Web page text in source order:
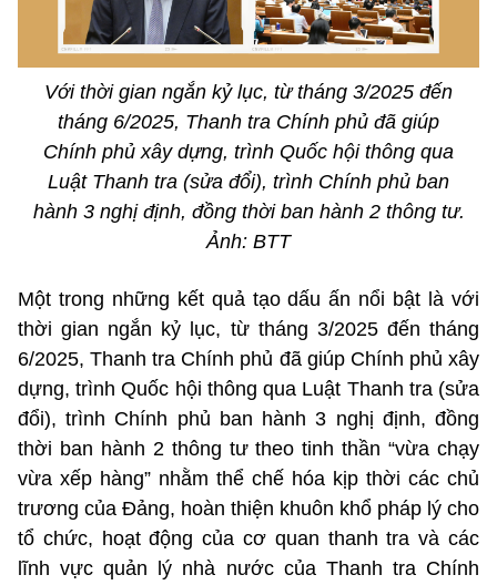
Với thời gian ngắn kỷ lục, từ tháng 3/2025 đến
tháng 6/2025, Thanh tra Chính phủ đã giúp
Chính phủ xây dựng, trình Quốc hội thông qua
Luật Thanh tra (sửa đổi), trình Chính phủ ban
hành 3 nghị định, đồng thời ban hành 2 thông tư.
Ảnh: BTT
Một trong những kết quả tạo dấu ấn nổi bật là với
thời gian ngắn kỷ lục, từ tháng 3/2025 đến tháng
6/2025, Thanh tra Chính phủ đã giúp Chính phủ xây
dựng, trình Quốc hội thông qua Luật Thanh tra (sửa
đổi), trình Chính phủ ban hành 3 nghị định, đồng
thời ban hành 2 thông tư theo tinh thần “vừa chạy
vừa xếp hàng” nhằm thể chế hóa kịp thời các chủ
trương của Đảng, hoàn thiện khuôn khổ pháp lý cho
tổ chức, hoạt động của cơ quan thanh tra và các
lĩnh vực quản lý nhà nước của Thanh tra Chính